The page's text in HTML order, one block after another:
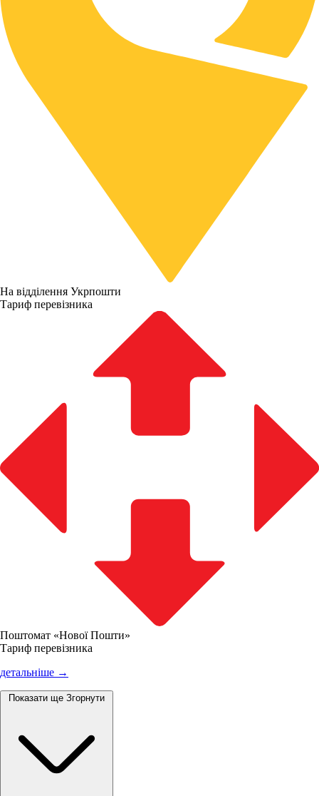
На відділення Укрпошти
Тариф перевізника
Поштомат «Нової Пошти»
Тариф перевізника
детальніше →
Показати ще Згорнути